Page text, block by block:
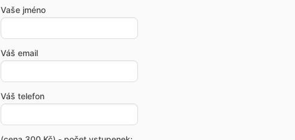
Vaše jméno
Váš email
Váš telefon